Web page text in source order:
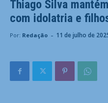
Thiago Silva
com idolatria e
Por: Redação - 11 de julho de